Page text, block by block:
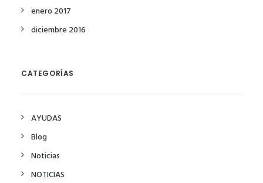
enero 2017
diciembre 2016
CATEGORÍAS
AYUDAS
Blog
Noticias
NOTICIAS